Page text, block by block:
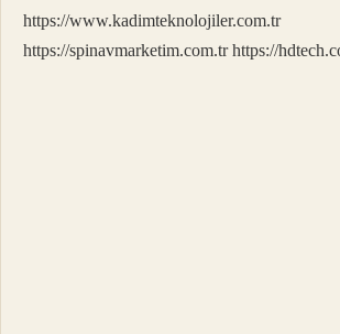
https://www.kadimteknolojiler.com.tr
https://spinavmarketim.com.tr https://